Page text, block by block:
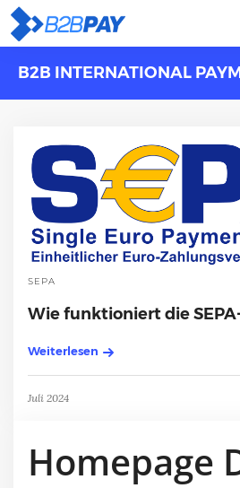
ÜBERLÖSUNGENVIRTUELLE BANK
B2B INTERNATIONAL
SEPA
Wie funktioniert die
Weiterlesen
Juli 2024
Homepage